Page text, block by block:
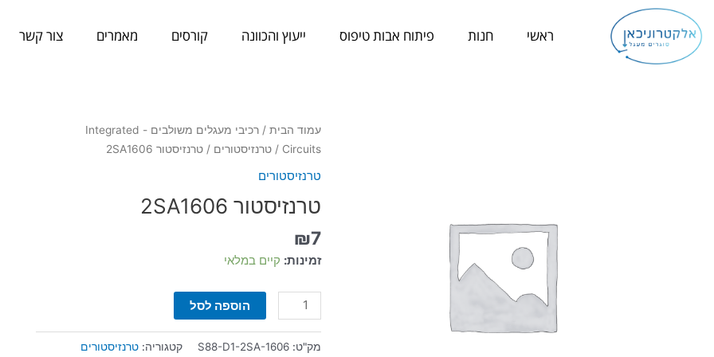
לתוכן
ראשי חנות פיתוח אבות טיפוס ייעוץ והכוונה קורסים מאמרים צור קשר
עמוד הבית/
רכיבי מעגלים משולבים - Integrated
Circuits
/ טרנזיסטורים / טרנזיסטור 2SA1606
טרנזיסטורים
טרנזיסטור 2SA1606
₪7
זמינות: קיים במלאי
כמות
של
הוספה לסל
מק"ט: S88-D1-2SA-1606 קטגוריה: טרנזיסטורים